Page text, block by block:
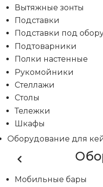
Вытяжные зонты
Подставки
Подставки под
Подтоварники
Полки настенные
Рукомойники
Стеллажи
Столы
Тележки
Шкафы
Оборудование для
Мобильные бары